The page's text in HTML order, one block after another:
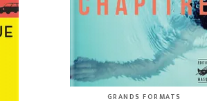
GRANDS FORMATS